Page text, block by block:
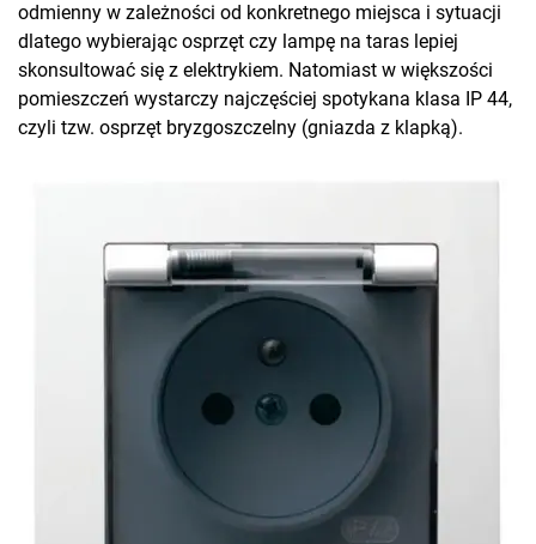
odmienny w zależności od konkretnego miejsca i sytuacji
dlatego wybierając osprzęt czy lampę na taras lepiej
skonsultować się z elektrykiem. Natomiast w większości
pomieszczeń wystarczy najczęściej spotykana klasa IP 44,
czyli tzw. osprzęt bryzgoszczelny (gniazda z klapką).